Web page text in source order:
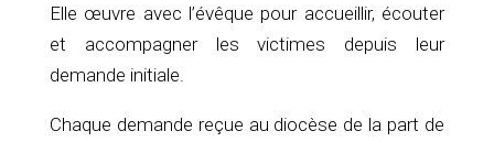
Elle œuvre avec l’évêque pour accueillir, écouter
et accompagner les victimes depuis leur
demande initiale.
Chaque demande reçue au diocèse de la part de